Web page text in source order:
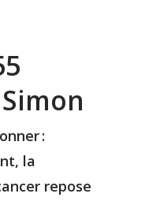
:
la
repose